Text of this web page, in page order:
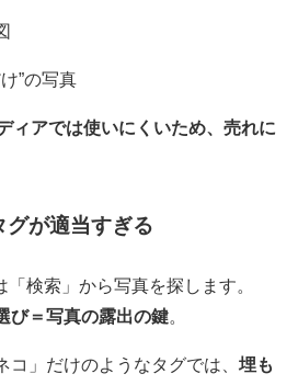
”の写真
ィアでは使いにくいため、売れに
グが適当すぎる
検索」から写真を探します。
び＝写真の露出の鍵。
コ」だけのようなタグでは、 埋も